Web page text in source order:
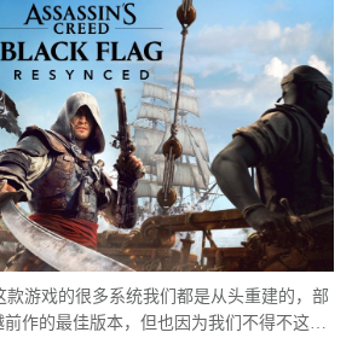
须重建一切。”
版的存档代码。
款游戏的很多系统我们都是从头重建的，部
作的最佳版本，但也因为我们不得不这么